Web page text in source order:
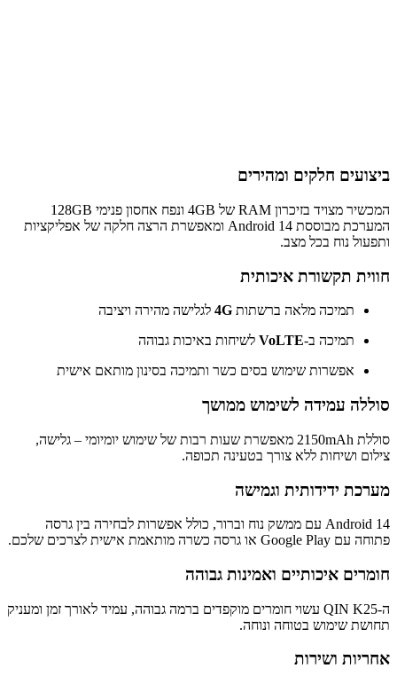
ביצועים חלקים ומהירים
המכשיר מצויד בזיכרון RAM של 4GB ונפח אחסון פנימי 128GB
המערכת מבוססת Android 14 ומאפשרת הרצה חלקה של אפליקציות
ותפעול נוח בכל מצב.
חווית תקשורת איכותית
תמיכה מלאה ברשתות 4G לגלישה מהירה ויציבה
תמיכה ב-VoLTE לשיחות באיכות גבוהה
אפשרות שימוש בסים כשר ותמיכה בסינון מותאם אישית
סוללה עמידה לשימוש ממושך
סוללת 2150mAh מאפשרת שעות רבות של שימוש יומיומי – גלישה,
צילום ושיחות ללא צורך בטעינה תכופה.
מערכת ידידותית וגמישה
Android 14 עם ממשק נוח וברור, כולל אפשרות לבחירה בין גרסה
פתוחה עם Google Play או גרסה כשרה מותאמת אישית לצרכים שלכם.
חומרים איכותיים ואמינות גבוהה
ה-QIN K25 עשוי חומרים מוקפדים ברמה גבוהה, עמיד לאורך זמן ומעניק
תחושת שימוש בטוחה ונוחה.
אחריות ושירות